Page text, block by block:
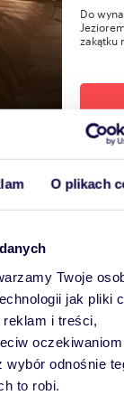
O plikach
Twoje
jak pliki
i treści,
oczekiwaniom
wybór odnośnie
to robi.
Do
zakątku
46,40
1 600
Na